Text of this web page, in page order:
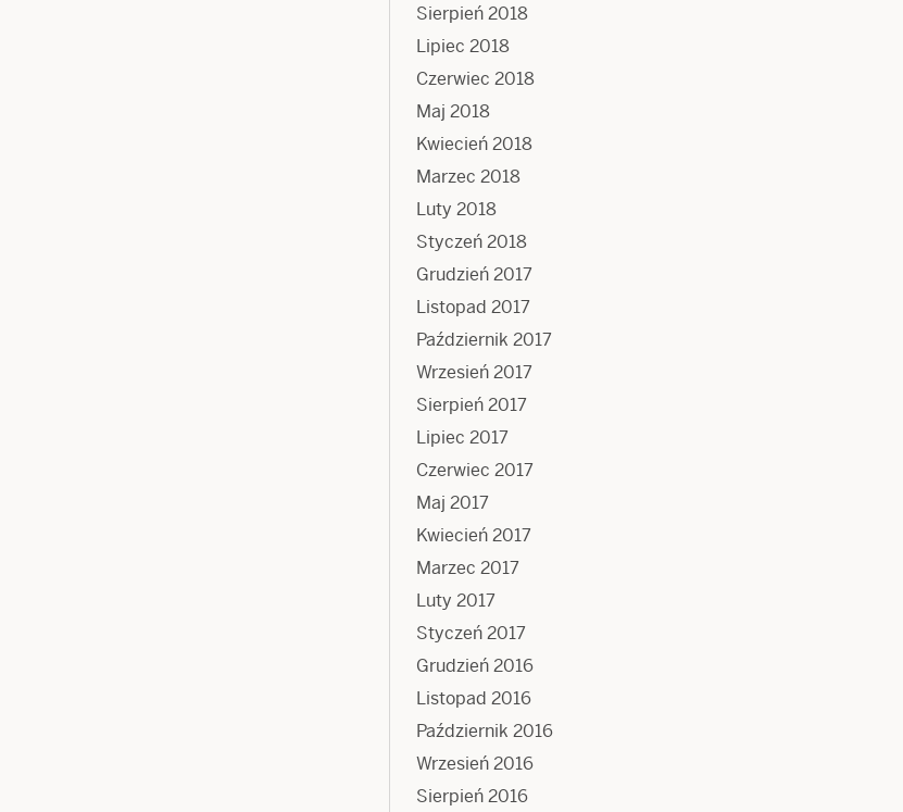
Sierpień 2018
Lipiec 2018
Czerwiec 2018
Maj 2018
Kwiecień 2018
Marzec 2018
Luty 2018
Styczeń 2018
Grudzień 2017
Listopad 2017
Październik 2017
Wrzesień 2017
Sierpień 2017
Lipiec 2017
Czerwiec 2017
Maj 2017
Kwiecień 2017
Marzec 2017
Luty 2017
Styczeń 2017
Grudzień 2016
Listopad 2016
Październik 2016
Wrzesień 2016
Sierpień 2016